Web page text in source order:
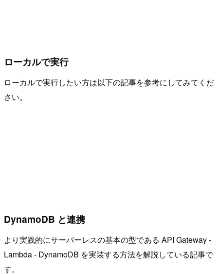
ローカルで実行
ローカルで実行したい方は以下の記事を参考にしてみてくだ
さい。
DynamoDB と連携
より実践的にサーバーレスの基本の型である API Gateway -
Lambda - DynamoDB を実装する方法を解説している記事で
す。